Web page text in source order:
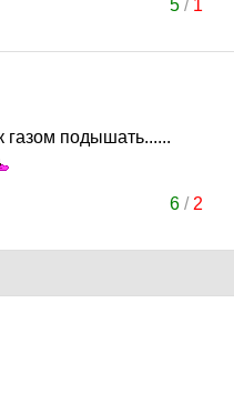
5/ 1
газом подышать......
6/ 2